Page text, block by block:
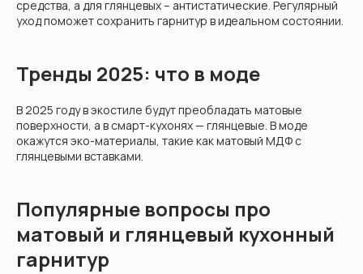
средства, а для глянцевых – антистатические. Регулярный
уход поможет сохранить гарнитур в идеальном состоянии.
Тренды 2025: что в моде
В 2025 году в экостиле будут преобладать матовые
поверхности, а в смарт-кухонях — глянцевые. В моде
окажутся эко-материалы, такие как матовый МДФ с
глянцевыми вставками.
Популярные вопросы про
матовый и глянцевый кухонный
гарнитур